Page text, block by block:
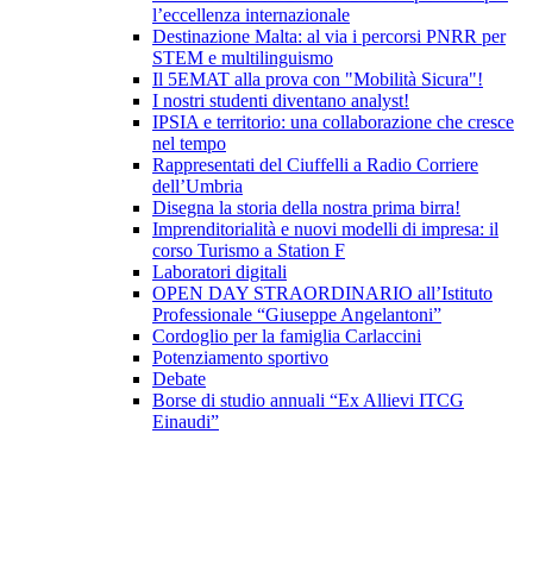
l’eccellenza internazionale
Destinazione Malta: al via i percorsi PNRR per
STEM e multilinguismo
Il 5EMAT alla prova con "Mobilità Sicura"!
I nostri studenti diventano analyst!
IPSIA e territorio: una collaborazione che cresce
nel tempo
Rappresentati del Ciuffelli a Radio Corriere
dell’Umbria
Disegna la storia della nostra prima birra!
Imprenditorialità e nuovi modelli di impresa: il
corso Turismo a Station F
Laboratori digitali
OPEN DAY STRAORDINARIO all’Istituto
Professionale “Giuseppe Angelantoni”
Cordoglio per la famiglia Carlaccini
Potenziamento sportivo
Debate
Borse di studio annuali “Ex Allievi ITCG
Einaudi”